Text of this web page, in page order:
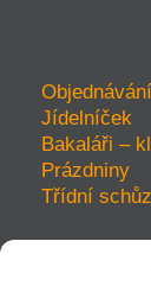
Jídelníček
Bakaláři –
Prázdniny
Třídní